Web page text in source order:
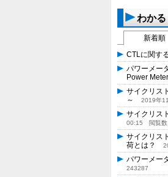
わかる
新着順
CTLに関す
パワーメー
Power
サイクリス
～
2019年
サイクリス
00:15 閲覧数
サイクリス
荷とは？
パワーメー
243287